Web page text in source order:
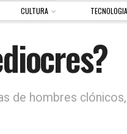
CULTURA TECNOLOGIA
de hombres